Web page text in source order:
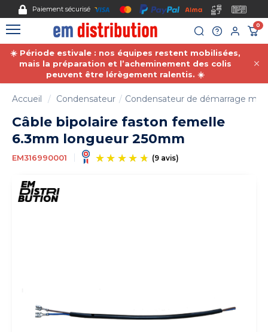
Paiement sécurisé
0
☀️ Période estivale : nos équipes restent mobilisées,
mais la préparation et l’acheminement des colis
peuvent être lérègement ralentis. ☀️
Accueil Condensateur Condensateur de démarrage
Câble bipolaire faston femelle
6.3mm longueur 250mm
EM316990001
Gestion des cookies